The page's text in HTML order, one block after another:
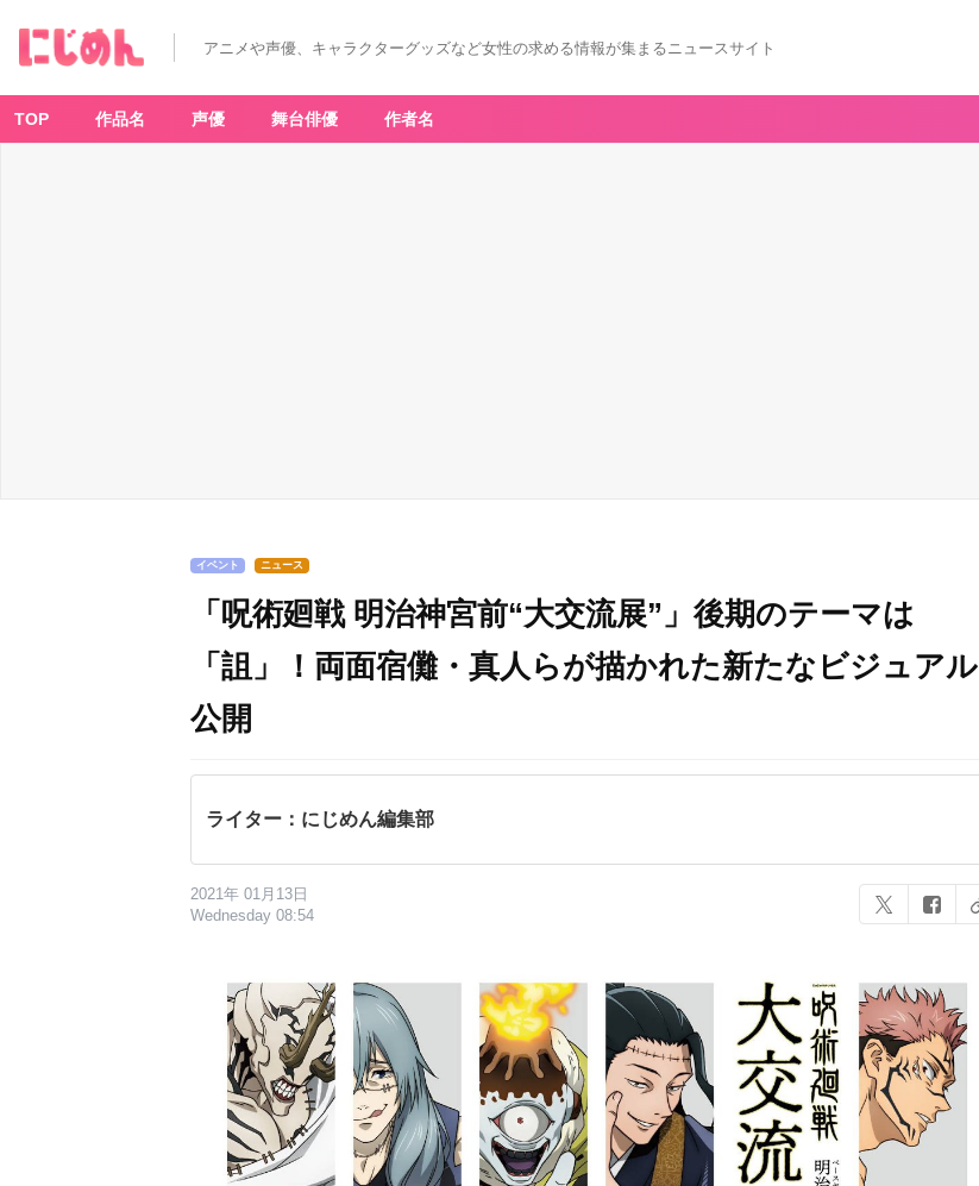
アニメや声優、キャラクターグッズなど女性の求める情報が集まるニュースサイト
TOP 作品名 声優 舞台俳優 作者名
イベント ニュース
「呪術廻戦 明治神宮前“大交流展”」後期のテーマは
「詛」！両面宿儺・真人らが描かれた新たなビジュアル
公開
ライター：にじめん編集部
2021年 01月13日
Wednesday 08:54